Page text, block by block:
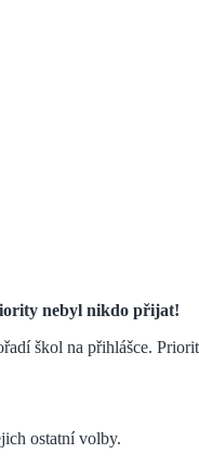
nebyl nikdo přijat!
škol na přihlášce.
ostatní volby.